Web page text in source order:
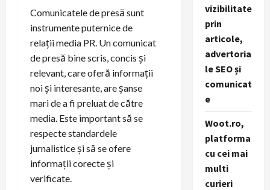
Comunicatele de presă sunt
instrumente puternice de
relații media PR. Un comunicat
de presă bine scris, concis și
relevant, care oferă informații
noi și interesante, are șanse
mari de a fi preluat de către
media. Este important să se
respecte standardele
jurnalistice și să se ofere
informații corecte și
verificate.
vizibilitate
prin
articole,
advertoria
le SEO și
comunicat
e
Woot.ro,
platforma
cu cei mai
multi
curieri